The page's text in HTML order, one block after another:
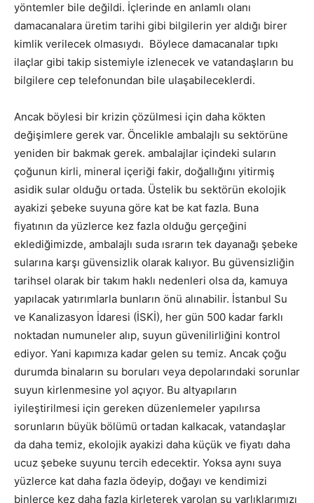
yöntemler bile değildi. İçlerinde en anlamlı olanı
damacanalara üretim tarihi gibi bilgilerin yer aldığı birer
kimlik verilecek olmasıydı. Böylece damacanalar tıpkı
ilaçlar gibi takip sistemiyle izlenecek ve vatandaşların bu
bilgilere cep telefonundan bile ulaşabileceklerdi.
Ancak böylesi bir krizin çözülmesi için daha kökten
değişimlere gerek var. Öncelikle ambalajlı su sektörüne
yeniden bir bakmak gerek. ambalajlar içindeki suların
çoğunun kirli, mineral içeriği fakir, doğallığını yitirmiş
asidik sular olduğu ortada. Üstelik bu sektörün ekolojik
ayakizi şebeke suyuna göre kat be kat fazla. Buna
fiyatının da yüzlerce kez fazla olduğu gerçeğini
eklediğimizde, ambalajlı suda ısrarın tek dayanağı şebeke
sularına karşı güvensizlik olarak kalıyor. Bu güvensizliğin
tarihsel olarak bir takım haklı nedenleri olsa da, kamuya
yapılacak yatırımlarla bunların önü alınabilir. İstanbul Su
ve Kanalizasyon İdaresi (İSKİ), her gün 500 kadar farklı
noktadan numuneler alıp, suyun güvenilirliğini kontrol
ediyor. Yani kapımıza kadar gelen su temiz. Ancak çoğu
durumda binaların su boruları veya depolarındaki sorunlar
suyun kirlenmesine yol açıyor. Bu altyapıların
iyileştirilmesi için gereken düzenlemeler yapılırsa
sorunların büyük bölümü ortadan kalkacak, vatandaşlar
da daha temiz, ekolojik ayakizi daha küçük ve fiyatı daha
ucuz şebeke suyunu tercih edecektir. Yoksa aynı suya
yüzlerce kat daha fazla ödeyip, doğayı ve kendimizi
binlerce kez daha fazla kirleterek varolan su varlıklarımızı